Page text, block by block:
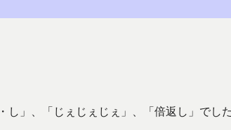
」、「じぇじぇじぇ」、「倍返し」でした